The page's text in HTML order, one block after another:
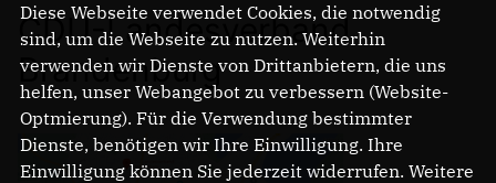
CDU-Landesverband
Brandenburg
Diese Webseite verwendet Cookies, die notwendig
sind, um die Webseite zu nutzen. Weiterhin
verwenden wir Dienste von Drittanbietern, die uns
helfen, unser Webangebot zu verbessern (Website-
Optmierung). Für die Verwendung bestimmter
Dienste, benötigen wir Ihre Einwilligung. Ihre
Einwilligung können Sie jederzeit widerrufen. Weitere